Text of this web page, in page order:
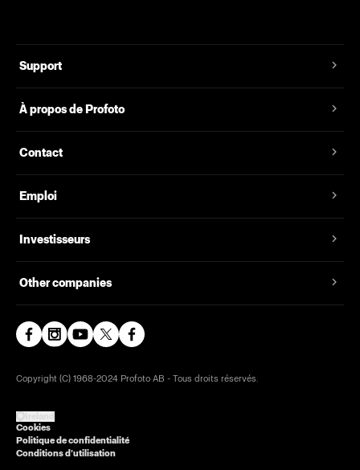
Support
À propos de Profoto
Contact
Emploi
Investisseurs
Other companies
Copyright (C) 1968-2024 Profoto AB - Tous droits réservés.
Cookies
Politique de confidentialité
Conditions d’utilisation